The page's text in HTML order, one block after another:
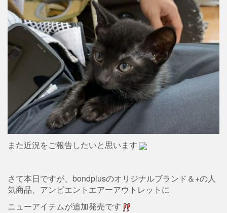
また近況をご報告したいと思います
さて本日ですが、bondplusのオリジナルブランド＆+の人
気商品、アンビエントエアーアウトレットに
ニューアイテムが追加発売です